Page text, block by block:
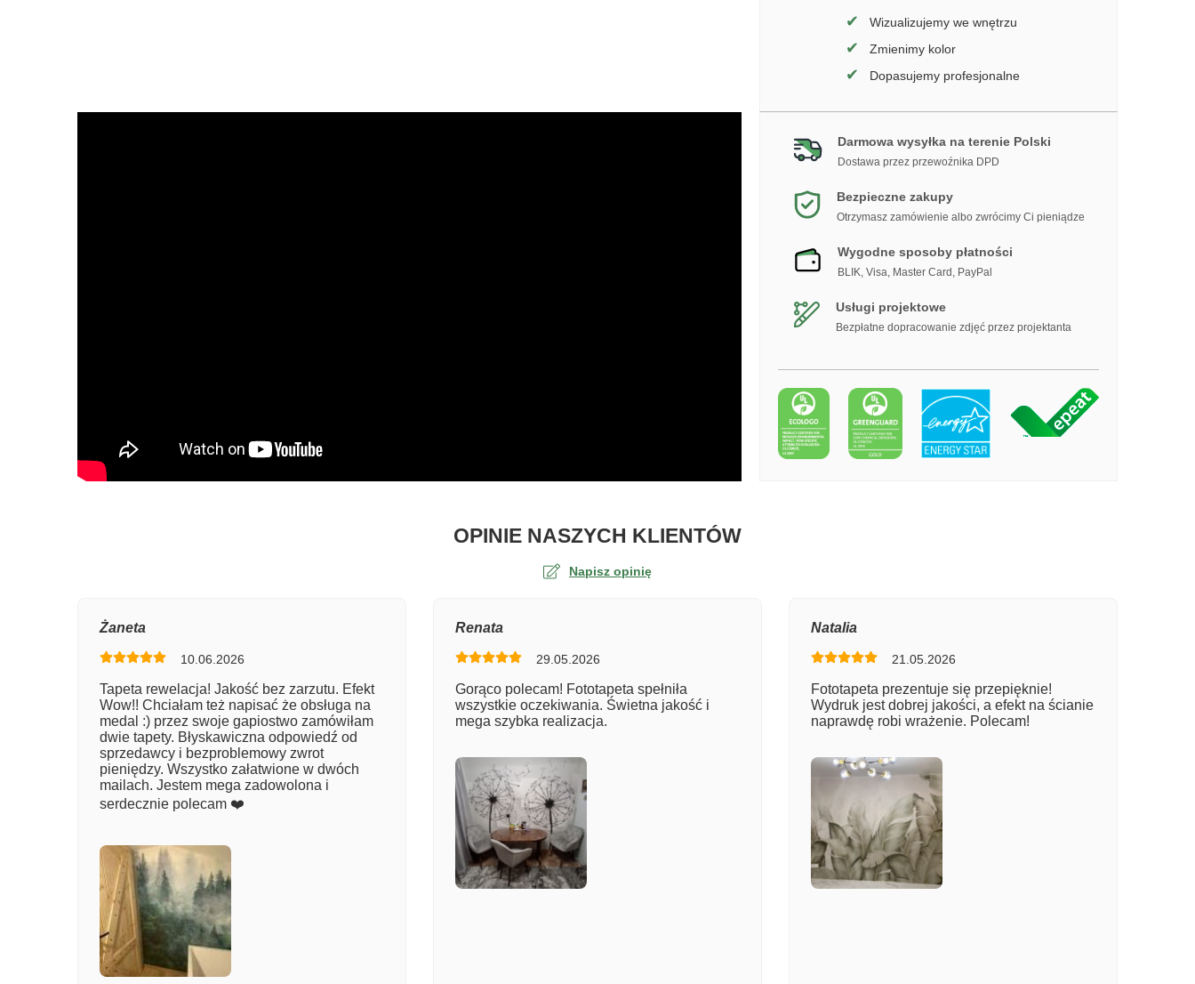
✔ Wizualizujemy we wnętrzu
✔ Zmienimy kolor
✔ Dopasujemy profesjonalne
Darmowa wysyłka na terenie Polski
Dostawa przez przewoźnika DPD
Bezpieczne zakupy
Otrzymasz zamówienie albo zwrócimy Ci pieniądze
Wygodne sposoby płatności
BLIK, Visa, Master Card, PayPal
Usługi projektowe
Bezpłatne dopracowanie zdjęć przez projektanta
OPINIE NASZYCH KLIENTÓWO TAPECIE PIŁKARZ KOPIE PIŁKĘ
Napisz opinię
Numer zamówienia
Załącz zdjęcie
Żaneta
10.06.2026
Tapeta rewelacja! Jakość bez zarzutu. Efekt
Wow!! Chciałam też napisać że obsługa na
medal :) przez swoje gapiostwo zamówiłam
dwie tapety. Błyskawiczna odpowiedź od
sprzedawcy i bezproblemowy zwrot
pieniędzy. Wszystko załatwione w dwóch
mailach. Jestem mega zadowolona i
serdecznie polecam ❤️
Renata
29.05.2026
Gorąco polecam! Fototapeta spełniła
wszystkie oczekiwania. Świetna jakość i
mega szybka realizacja.
Natalia
21.05.2026
Fototapeta prezentuje się przepięknie!
Wydruk jest dobrej jakości, a efekt na ścianie
naprawdę robi wrażenie. Polecam!